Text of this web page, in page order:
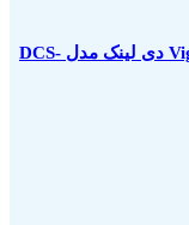
دوربین Vigilance HD PoE Mini Bullet دی لینک مدل DCS-